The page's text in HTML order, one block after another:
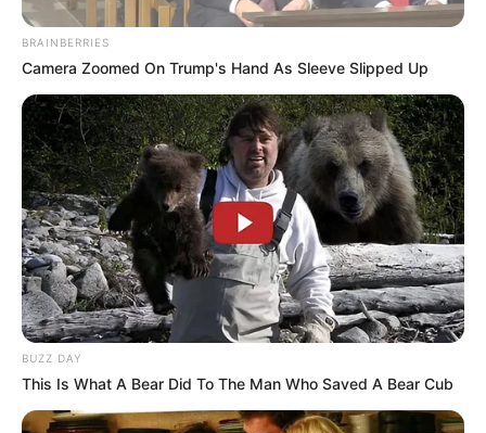
BRAINBERRIES
Camera Zoomed On Trump's Hand As Sleeve Slipped Up
BUZZ DAY
This Is What A Bear Did To The Man Who Saved A Bear Cub